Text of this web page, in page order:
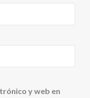
y web en